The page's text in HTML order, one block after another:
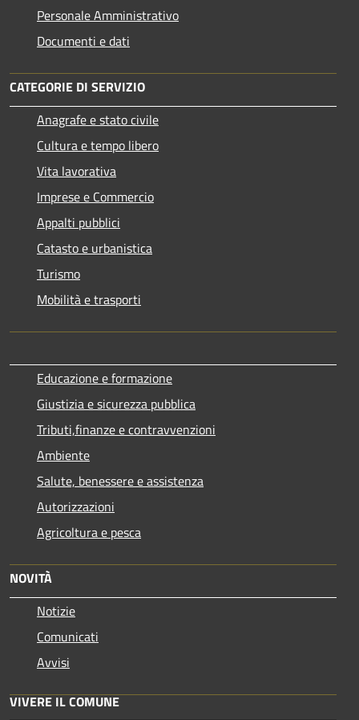
Personale Amministrativo
Documenti e dati
CATEGORIE DI SERVIZIO
Anagrafe e stato civile
Cultura e tempo libero
Vita lavorativa
Imprese e Commercio
Appalti pubblici
Catasto e urbanistica
Turismo
Mobilità e trasporti
Educazione e formazione
Giustizia e sicurezza pubblica
Tributi,finanze e contravvenzioni
Ambiente
Salute, benessere e assistenza
Autorizzazioni
Agricoltura e pesca
NOVITÀ
Notizie
Comunicati
Avvisi
VIVERE IL COMUNE